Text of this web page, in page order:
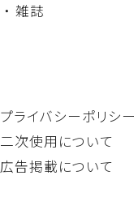
プライバシーポリシー
二次使用について
広告掲載について
・ 雑誌